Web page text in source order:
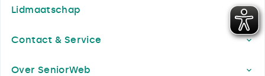
Lidmaatschap
Contact & Service
Over SeniorWeb